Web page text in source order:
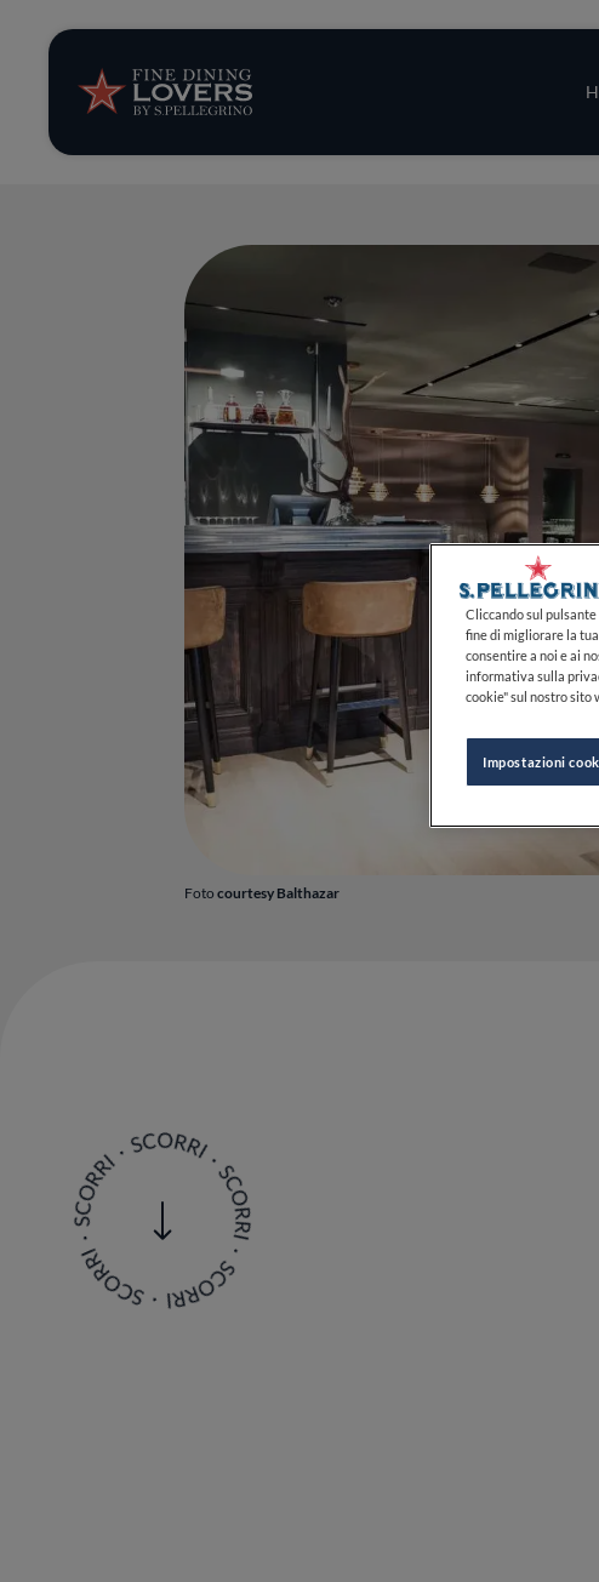
Storie e tendenze
Ricette
Trucchi e consigli
Serie
Foto courtesy Balthazar
Cliccando sul
fine di migliorare la
consentire a noi e ai
informativa sulla
cookie" sul nostro sito
Impostazioni